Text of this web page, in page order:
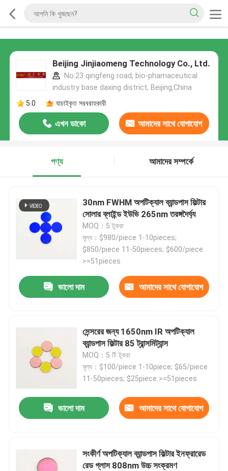
Beijing Jinjiaomeng Technology Co., Ltd.
No.23 qingfeng road, bio-phamaceutical
industry base daxing district, Beijing,China
5.0
যাচাইকৃত সরবরাহকারী
এখন ডাকো আমাদের সাথে যোগাযোগ
পণ্য
আমাদের সম্পর্কে
30nm FWHM অপটিক্যাল ব্যান্ডপাস ফিল্টার
সোলার ব্লাইন্ড ইউভি 265nm তরঙ্গদৈর্ঘ্য
MOQ：5 টুকরা
মূল্য：$980/piece 1-10pieces;
$850/piece 11-50pieces; $600/piece
>=51pieces
ভালো দাম আমাদের সাথে যোগাযোগ
সেন্সরের জন্য 1650nm IR অপটিক্যাল
ব্যান্ডপাস ফিল্টার 85 ট্রান্সমিট্যান্স
MOQ：5 টি টুকরা
মূল্য：$100/piece 1-10piece; $65/piece
11-50pieces; $25piece >=51pieces
ভালো দাম আমাদের সাথে যোগাযোগ
সংকীর্ণ অপটিক্যাল ব্যান্ডপাস ফিল্টার ইনফ্রারেড
রেড গ্লাস 808nm উচ্চ সংক্রমণ